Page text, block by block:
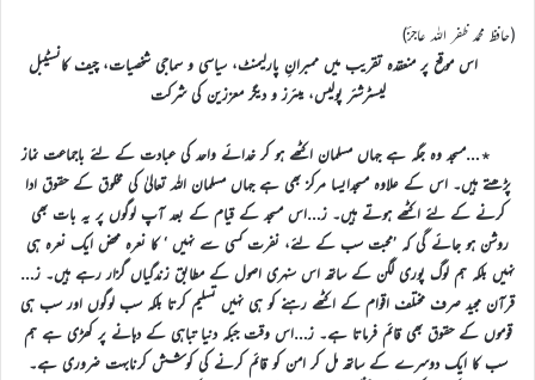
(حافظ محمد ظفر اللہ عاجزؔ)
اس موقع پر منعقدہ تقریب میں ممبرانِ پارلیمنٹ، سیاسی و سماجی شخصیات، چیف کانسٹیبل
لیسٹرشئر پولیس، میئرز و دیگر معززین کی شرکت
٭…مسجد وہ جگہ ہے جہاں مسلمان اکٹھے ہو کر خدائے واحد کی عبادت کے لئے باجماعت نماز
پڑھتے ہیں۔ اس کے علاوہ مسجدایسا مرکز بھی ہے جہاں مسلمان اللہ تعالیٰ کی مخلوق کے حقوق ادا
کرنے کے لئے اکٹھے ہوتے ہیں۔ ز…اس مسجد کے قیام کے بعد آپ لوگوں پر یہ بات بھی
روشن ہو جائے گی کہ ’محبت سب کے لئے، نفرت کسی سے نہیں ‘ کا نعرہ محض ایک نعرہ ہی
نہیں بلکہ ہم لوگ پوری لگن کے ساتھ اس سنہری اصول کے مطابق زندگیاں گزار رہے ہیں۔ ز…
قرآن مجید صرف مختلف اقوام کے اکٹھے رہنے کو ہی نہیں تسلیم کرتا بلکہ سب لوگوں اور سب ہی
قوموں کے حقوق بھی قائم فرماتا ہے۔ ز…اس وقت جبکہ دنیا تباہی کے دہانے پر کھڑی ہے ہم
سب کا ایک دوسرے کے ساتھ مل کر امن کو قائم کرنے کی کوشش کرنابہت ضروری ہے۔